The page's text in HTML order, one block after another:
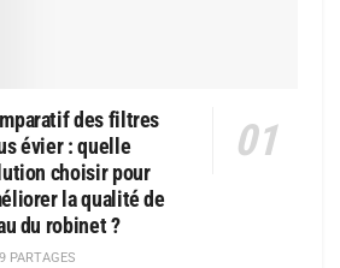
des filtres
évier : quelle
choisir pour
la qualité de
du robinet ?
9 PARTAGES